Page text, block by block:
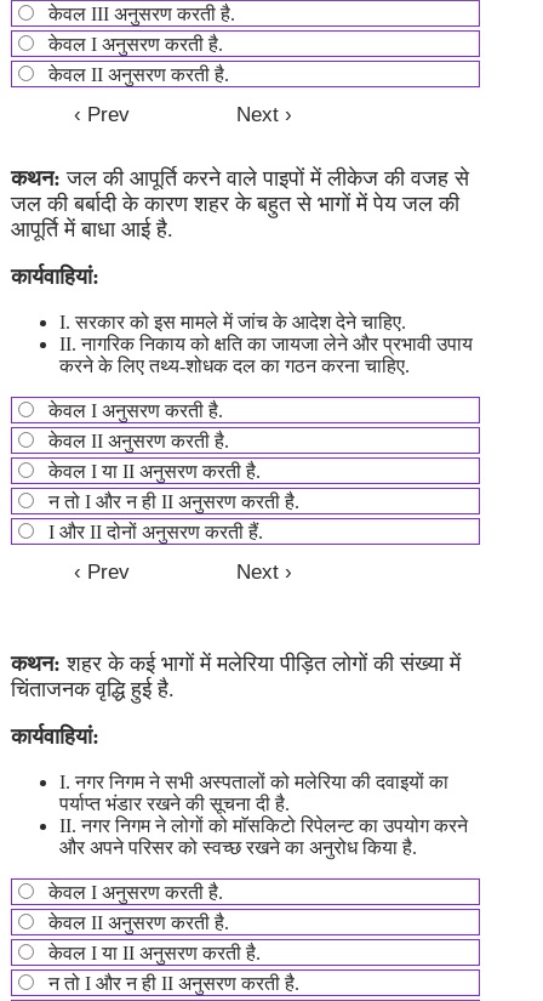
केवल III अनुसरण करती है.
केवल I अनुसरण करती है.
केवल II अनुसरण करती है.
कथन: जल की आपूर्ति करने वाले पाइपों में लीकेज की वजह से
जल की बर्बादी के कारण शहर के बहुत से भागों में पेय जल की
आपूर्ति में बाधा आई है.
कार्यवाहियां:
I. सरकार को इस मामले में जांच के आदेश देने चाहिए.
II. नागरिक निकाय को क्षति का जायजा लेने और प्रभावी उपाय
करने के लिए तथ्य-शोधक दल का गठन करना चाहिए.
केवल I अनुसरण करती है.
केवल II अनुसरण करती है.
केवल I या II अनुसरण करती है.
न तो I और न ही II अनुसरण करती है.
I और II दोनों अनुसरण करती हैं.
कथन: शहर के कई भागों में मलेरिया पीड़ित लोगों की संख्या में
चिंताजनक वृद्धि हुई है.
कार्यवाहियां:
I. नगर निगम ने सभी अस्पतालों को मलेरिया की दवाइयों का
पर्याप्त भंडार रखने की सूचना दी है.
II. नगर निगम ने लोगों को माॅसकिटो रिपेलन्ट का उपयोग करने
और अपने परिसर को स्वच्छ रखने का अनुरोध किया है.
केवल I अनुसरण करती है.
केवल II अनुसरण करती है.
केवल I या II अनुसरण करती है.
न तो I और न ही II अनुसरण करती है.